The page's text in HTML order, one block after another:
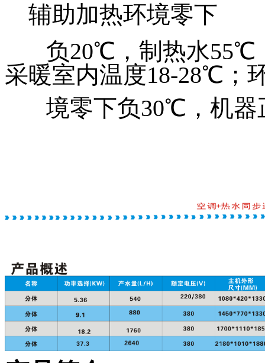
辅助加热环境零下
负20℃，制热水55℃
采暖室内温度18-28℃；
境零下负30℃，机器